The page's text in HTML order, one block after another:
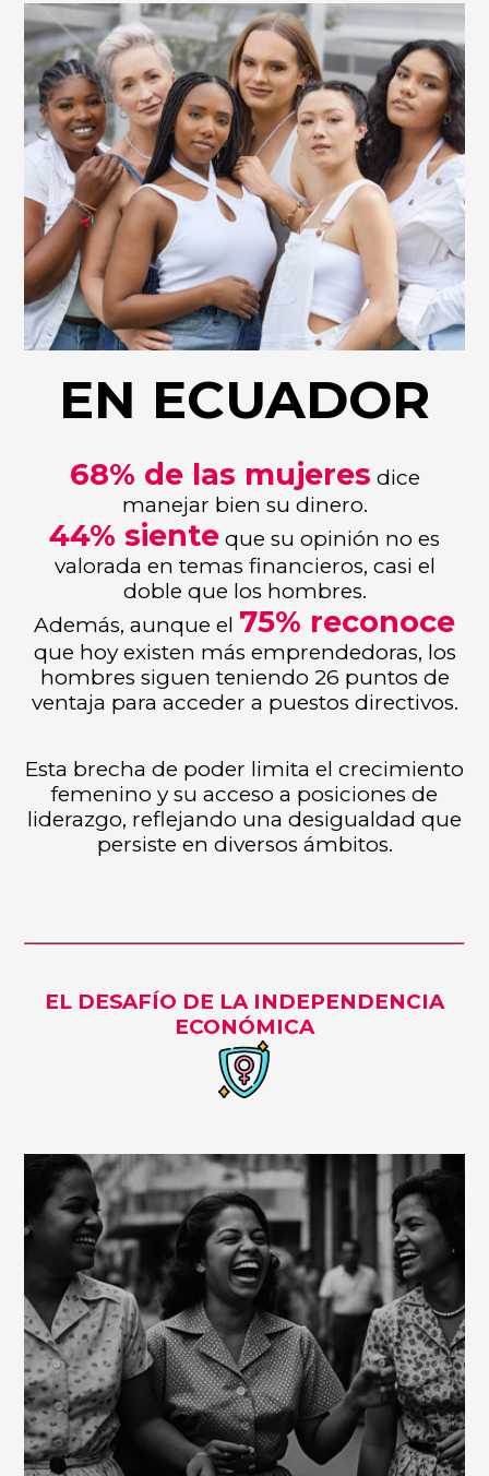
EN ECUADOR
68% de las mujeres dice
manejar bien su dinero.
44% siente que su opinión no es
valorada en temas financieros, casi el
doble que los hombres.
Además, aunque el 75% reconoce
que hoy existen más emprendedoras, los
hombres siguen teniendo 26 puntos de
ventaja para acceder a puestos directivos.
Esta brecha de poder limita el crecimiento
femenino y su acceso a posiciones de
liderazgo, reflejando una desigualdad que
persiste en diversos ámbitos.
EL DESAFÍO DE LA INDEPENDENCIA
ECONÓMICA